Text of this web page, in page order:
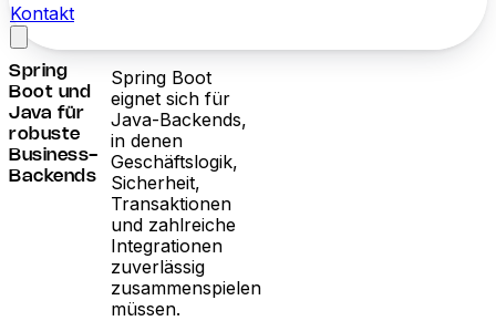
Kontakt
Spring
Boot und
Java für
robuste
Business-
Backends
Spring Boot
eignet sich für
Java-Backends,
in denen
Geschäftslogik,
Sicherheit,
Transaktionen
und zahlreiche
Integrationen
zuverlässig
zusammenspielen
müssen.